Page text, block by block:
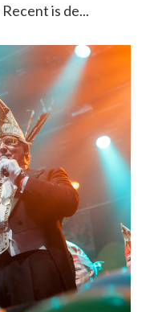
is de...